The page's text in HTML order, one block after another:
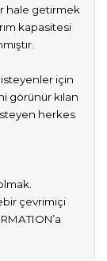
hale getirmek
kapasitesi
için
görünür kılan
herkes
çevrimiçi